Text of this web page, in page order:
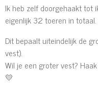
Ik heb zelf doorgehaakt tot
eigenlijk 32 toeren in totaal.
Dit bepaalt uiteindelijk de
vest).
Wil je een groter vest?
💛